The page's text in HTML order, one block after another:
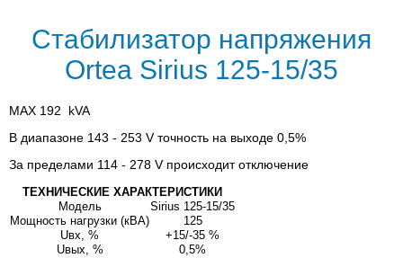
Стабилизатор напряжения
Ortea Sirius 125-15/35
MAX 192 kVA
В диапазоне 143 - 253 V точность на выходе 0,5%
За пределами 114 - 278 V происходит отключение
ТЕХНИЧЕСКИЕ ХАРАКТЕРИСТИКИ
Модель
Sirius 125-15/35
Мощность нагрузки (кВА)
125
Uвх, %
+15/-35 %
Uвых, %
0,5%